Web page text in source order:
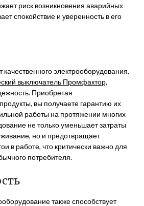
риск возникновения аварийных
спокойствие и уверенность в его
электрооборудования,
выключатель Промфактор,
Приобретая
вы получаете гарантию их
работы на протяжении многих
не только уменьшает затраты
но и предотвращает
в работе, что критически важно для
потребителя.
также способствует